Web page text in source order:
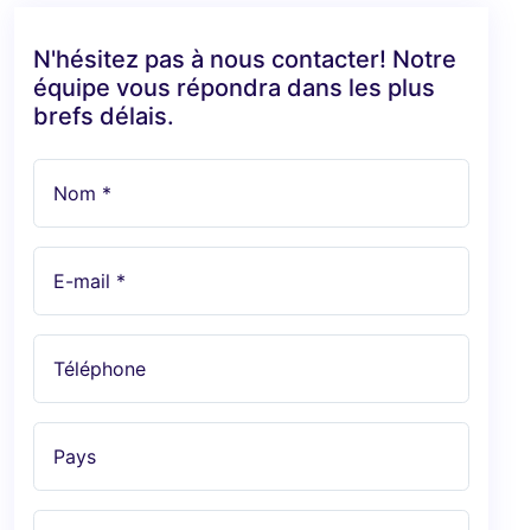
N'hésitez pas à nous contacter! Notre
équipe vous répondra dans les plus
brefs délais.
Nom *
E-mail *
Téléphone
Pays